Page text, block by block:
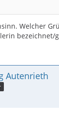
Welcher
bezeichnet/
Autenrieth